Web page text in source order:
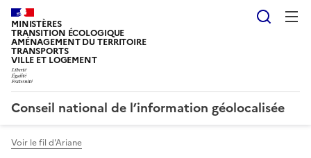
MINISTÈRES
TRANSITION ÉCOLOGIQUE
AMÉNAGEMENT DU TERRITOIRE
TRANSPORTS
VILLE ET LOGEMENT
Conseil national de l’information géolocalisée
Voir le fil d'Ariane